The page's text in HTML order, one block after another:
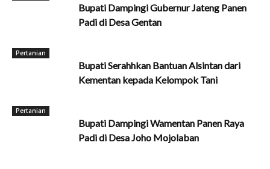
Bupati Dampingi Gubernur Jateng Panen
Padi di Desa Gentan
Pertanian
Bupati Serahhkan Bantuan Alsintan dari
Kementan kepada Kelompok Tani
Pertanian
Bupati Dampingi Wamentan Panen Raya
Padi di Desa Joho Mojolaban